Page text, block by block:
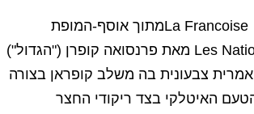
"הצרפתייה", La Francoiseמתוך אוסף-המופת
"האומות" Les Nations מאת פרנסואה קופרן ("הגדול")
צבעונית בה משלב קופראן בצורה
האיטלקי בצד ריקודי החצר